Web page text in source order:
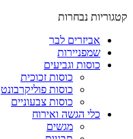
קטגוריות נבחרות
אביזרים לבר
שמפניירות
כוסות וגביעים
כוסות זכוכית
כוסות פוליקרבונט
כוסות צבעוניים
כלי הגשה ואירוח
מגשים